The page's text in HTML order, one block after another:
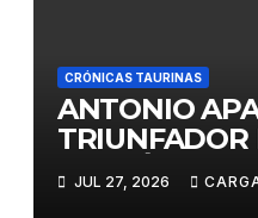
CRÓNICAS TAURINAS
ANTONIO
TRIUNFADOR
EDICIÓN DEL
«VILLA DE LA
JUL 27, 2026